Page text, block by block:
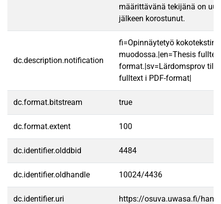
määrittävänä tekijänä on
jälkeen korostunut.
dc.description.notification
fi=Opinnäytetyö kokotekstinä
muodossa.|en=Thesis
format.|sv=Lärdomsprov
fulltext i PDF-format|
dc.format.bitstream true
dc.format.extent 100
dc.identifier.olddbid 4484
dc.identifier.oldhandle 10024/4436
dc.identifier.uri https://osuva.uwasa.fi/